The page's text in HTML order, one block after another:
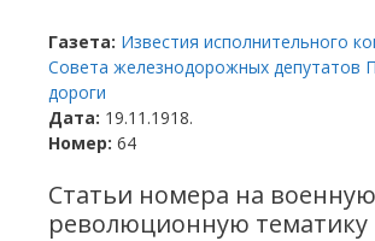
Газета: Известия исполнительного
Совета железнодорожных депутатов
дороги
Дата: 19.11.1918.
Номер: 64
Статьи номера на
революционную тематику